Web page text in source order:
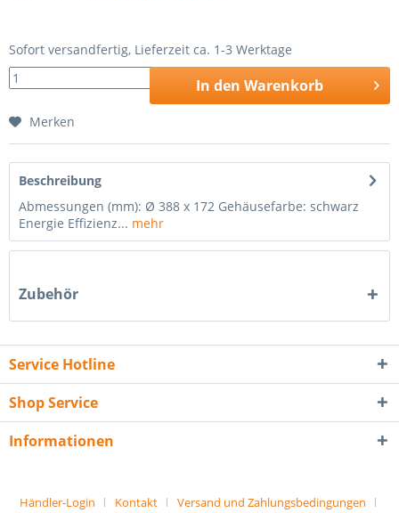
Sofort versandfertig, Lieferzeit ca. 1-3 Werktage
In den Warenkorb
Merken
Beschreibung
Abmessungen (mm): Ø 388 x 172 Gehäusefarbe: schwarz
Energie Effizienz... mehr
Zubehör
Service Hotline
Shop Service
Informationen
Händler-Login Kontakt Versand und Zahlungsbedingungen